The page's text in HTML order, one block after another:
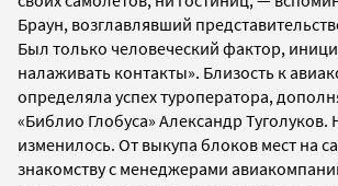
Браун, возглавлявший
Был только человеческий фактор,
налаживать контакты». Близость к
определяла успех туроператора,
«Библио Глобуса» Александр Туголуков.
изменилось. От выкупа блоков мест на
знакомству с менеджерами